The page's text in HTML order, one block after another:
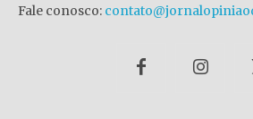
Fale conosco: